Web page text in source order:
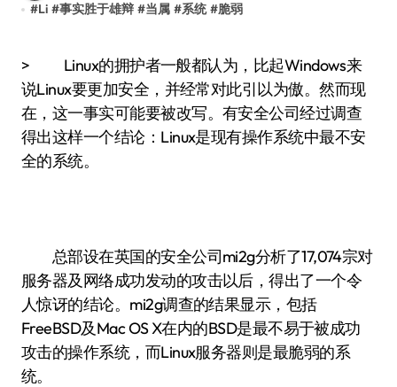
#Li #事实胜于雄辩 #当属 #系统 #脆弱
> Linux的拥护者一般都认为，比起Windows来
说Linux要更加安全，并经常对此引以为傲。然而现
在，这一事实可能要被改写。有安全公司经过调查
得出这样一个结论：Linux是现有操作系统中最不安
全的系统。
总部设在英国的安全公司mi2g分析了17,074宗对
服务器及网络成功发动的攻击以后，得出了一个令
人惊讶的结论。mi2g调查的结果显示，包括
FreeBSD及Mac OS X在内的BSD是最不易于被成功
攻击的操作系统，而Linux服务器则是最脆弱的系
统。